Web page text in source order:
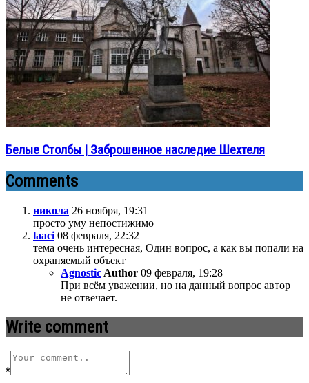
Белые Столбы | Заброшенное наследие Шехтеля
Comments
никола 26 ноября, 19:31
просто уму непостижимо
laaci 08 февраля, 22:32
тема очень интересная, Один вопрос, а как вы попали на
охраняемый объект
Agnostic Author 09 февраля, 19:28
При всём уважении, но на данный вопрос автор
не отвечает.
Write comment
*